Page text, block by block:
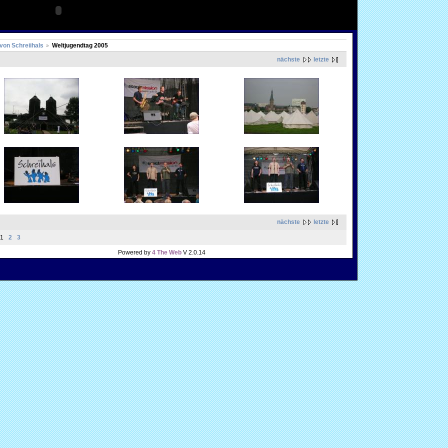
Schreiihals
Weltjugendtag 2005
nächste
letzte
nächste letzte
1 2 3
Powered by 4 The Web V 2.0.14